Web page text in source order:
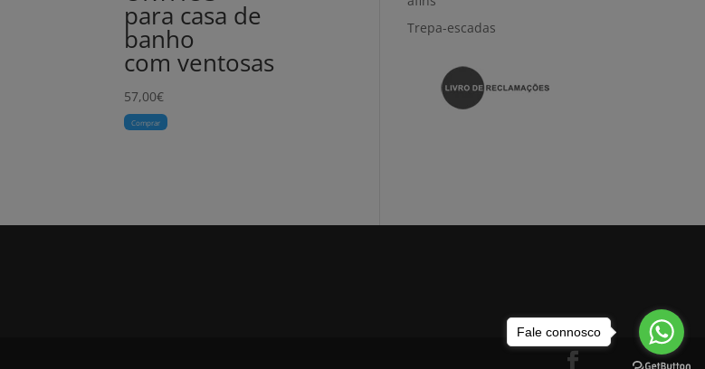
para casa de
banho
com ventosas
57,00€
Comprar
Trepa-escadas
Fale connosco